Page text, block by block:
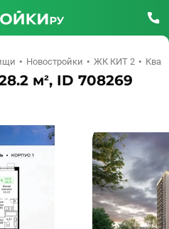
Новостройки ЖК КИТ 2
м², ID 708269